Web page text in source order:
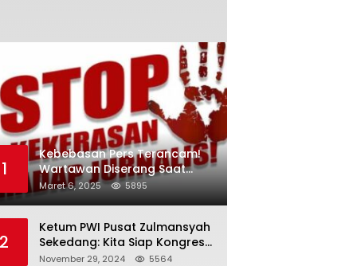
1
Kebebasan Pers Terancam!
Wartawan Diserang Saat
Investigasi Jaringan Obat
Terlarang
Maret 6, 2025 5895
2
Ketum PWI Pusat Zulmansyah
Sekedang: Kita Siap Kongres
PWI Sebelum 15 Desember
November 29, 2024 5564